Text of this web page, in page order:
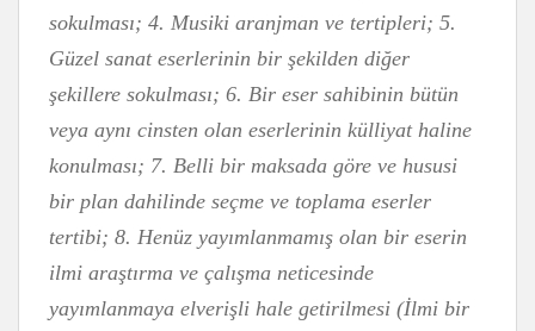
sokulması; 4. Musiki aranjman ve tertipleri; 5.
Güzel sanat eserlerinin bir şekilden diğer
şekillere sokulması; 6. Bir eser sahibinin bütün
veya aynı cinsten olan eserlerinin külliyat haline
konulması; 7. Belli bir maksada göre ve hususi
bir plan dahilinde seçme ve toplama eserler
tertibi; 8. Henüz yayımlanmamış olan bir eserin
ilmi araştırma ve çalışma neticesinde
yayımlanmaya elverişli hale getirilmesi (İlmi bir